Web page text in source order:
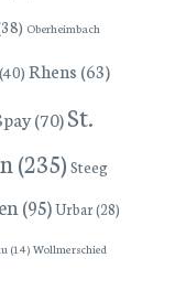
Oberheimbach
(40) Rhens (63)
(70)St.
(235) Steeg
(95)Urbar(28)
(14) Wollmerschied